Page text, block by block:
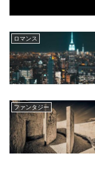
ロマンス
ファンタジー